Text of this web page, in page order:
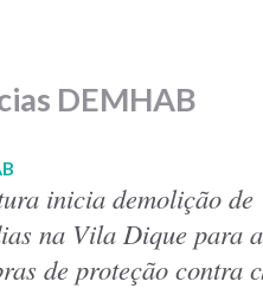
DEMHAB
inicia demolição de
na Vila Dique para
de proteção contra